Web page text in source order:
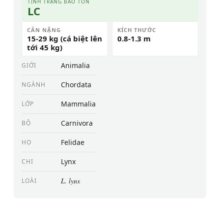
GIỚI Animalia
NGÀNH Chordata
LỚP Mammalia
BỘ Carnivora
HỌ Felidae
CHI Lynx
LOÀI L. lynx
LC
CÂN NẶNG
15-29 kg (cá biệt lên
tới 45 kg)
KÍCH THƯỚC
0.8-1.3 m